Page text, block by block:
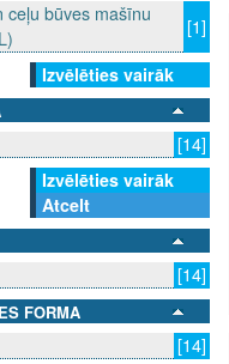
ceļu būves mašīnu
[1]
Izvēlēties vairāk
[14]
Izvēlēties vairāk
Atcelt
[14]
FORMA
[14]